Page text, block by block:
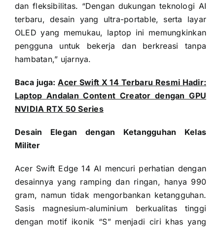
dan fleksibilitas. “Dengan dukungan teknologi AI
terbaru, desain yang ultra-portable, serta layar
OLED yang memukau, laptop ini memungkinkan
pengguna untuk bekerja dan berkreasi tanpa
hambatan,” ujarnya.
Baca juga:Acer Swift X 14 Terbaru Resmi Hadir:
Laptop Andalan Content Creator dengan GPU
NVIDIA RTX 50 Series
Desain Elegan dengan Ketangguhan Kelas
Militer
Acer Swift Edge 14 AI mencuri perhatian dengan
desainnya yang ramping dan ringan, hanya 990
gram, namun tidak mengorbankan ketangguhan.
Sasis magnesium-aluminium berkualitas tinggi
dengan motif ikonik “S” menjadi ciri khas yang